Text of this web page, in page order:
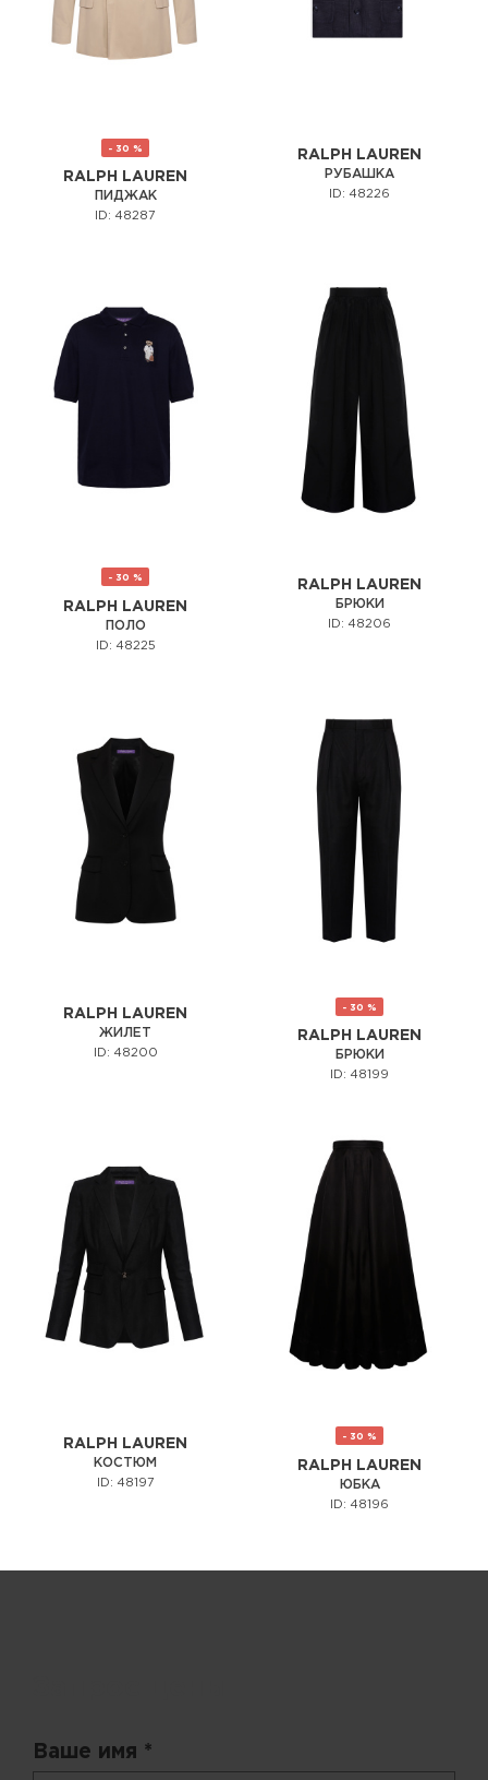
- 30 %
RALPH LAUREN
ПИДЖАК
ID: 48287
RALPH LAUREN
РУБАШКА
ID: 48226
- 30 %
RALPH LAUREN
ПОЛО
ID: 48225
RALPH LAUREN
БРЮКИ
ID: 48206
RALPH LAUREN
ЖИЛЕТ
ID: 48200
- 30 %
RALPH LAUREN
БРЮКИ
ID: 48199
RALPH LAUREN
КОСТЮМ
ID: 48197
- 30 %
RALPH LAUREN
ЮБКА
ID: 48196
Ваше имя *